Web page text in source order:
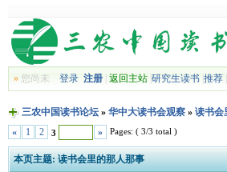
»您尚未 登录 注册| 返回主站| 研究生读书| 推荐|
三农中国读书论坛» 华中大读书会观察» 读书会
«
1 2 3 » Pages: ( 3/3 total )
本页主题: 读书会里的那人那事